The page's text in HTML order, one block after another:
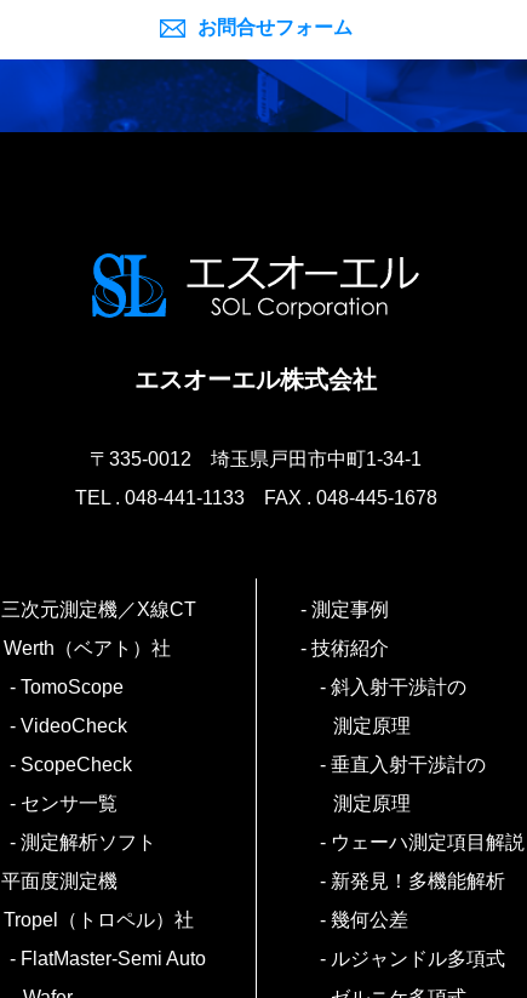
お問合せフォーム
エスオーエル株式会社
〒335-0012 埼玉県戸田市中町1-34-1
TEL . 048-441-1133
FAX . 048-445-1678
三次元測定機／X線CT
Werth（ベアト）社
TomoScope
VideoCheck
ScopeCheck
センサ一覧
測定解析ソフト
平面度測定機
Tropel（トロペル）社
FlatMaster-Semi Auto
測定事例
技術紹介
斜入射干渉計の
測定原理
垂直入射干渉計の
測定原理
ウェーハ測定項目解説
新発見！多機能解析
幾何公差
ルジャンドル多項式